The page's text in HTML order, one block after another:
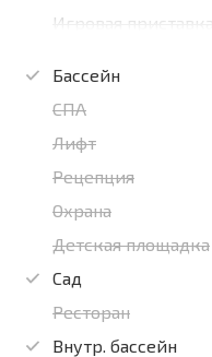
Игровая приставка
Бассейн
СПА
Лифт
Рецепция
Охрана
Детская площадка
Сад
Ресторан
Внутр. бассейн